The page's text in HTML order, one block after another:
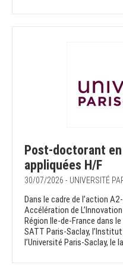
Post-doctorant
appliquées H/F
30/07/2026 - UNIVERSITÉ
Dans le cadre de l’action
Accélération de
Région Ile-de-France dans
SATT Paris-Saclay,
l’Université Paris-Saclay, le